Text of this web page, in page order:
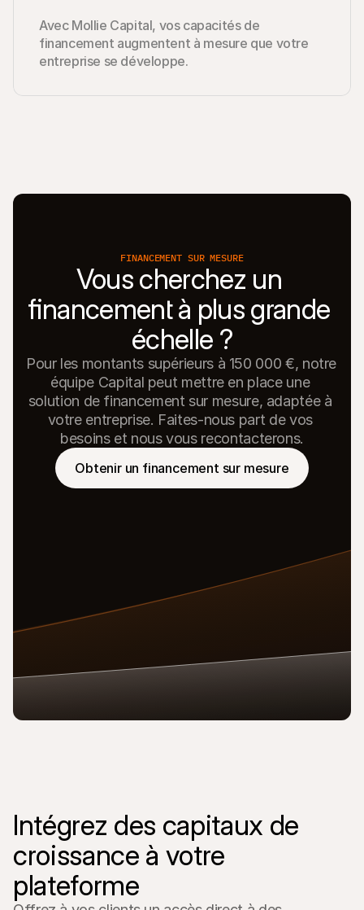
Avec Mollie Capital, vos capacités de
financement augmentent à mesure que votre
entreprise se développe.
FINANCEMENT SUR MESURE
Vous cherchez un
financement à plus grande
échelle ?
Pour les montants supérieurs à 150 000 €, notre
équipe Capital peut mettre en place une
solution de financement sur mesure, adaptée à
votre entreprise. Faites-nous part de vos
besoins et nous vous recontacterons.
Obtenir un financement sur mesure
Intégrez des capitaux de
croissance à votre
plateforme